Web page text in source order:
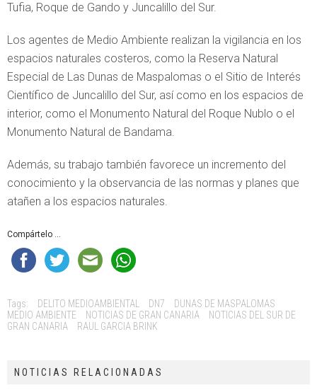
Tufia, Roque de Gando y Juncalillo del Sur.
Los agentes de Medio Ambiente realizan la vigilancia en los
espacios naturales costeros, como la Reserva Natural
Especial de Las Dunas de Maspalomas o el Sitio de Interés
Científico de Juncalillo del Sur, así como en los espacios de
interior, como el Monumento Natural del Roque Nublo o el
Monumento Natural de Bandama.
Además, su trabajo también favorece un incremento del
conocimiento y la observancia de las normas y planes que
atañen a los espacios naturales.
Compártelo ...
Tags: DELITO MEDIOAMBIENTAL DN7
DUNAS DE MASPALOMAS
MEDIO AMBIENTE
NOTICIAS DE GRAN CANARIA
NOTICIAS DEL SUR DE
GRAN CANARIA
RAUL GARCIA BRINK
NOTICIAS RELACIONADAS